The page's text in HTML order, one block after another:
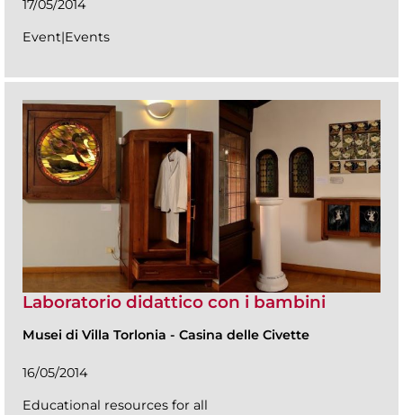
17/05/2014
Event|Events
Laboratorio didattico con i bambini
Musei di Villa Torlonia - Casina delle Civette
16/05/2014
Educational resources for all